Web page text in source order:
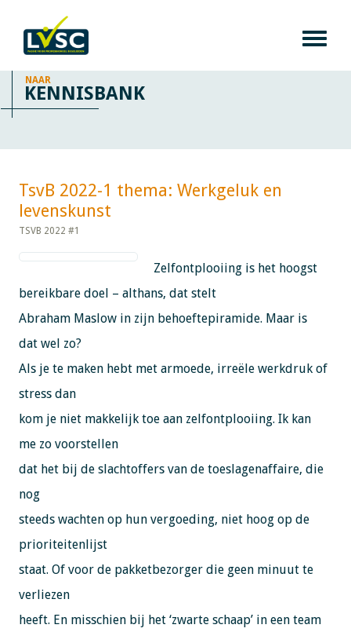
NAAR
KENNISBANK
TsvB 2022-1 thema: Werkgeluk en
levenskunst​​​​​​
TSVB 2022 #1
Zelfontplooiing is het hoogst
bereikbare doel – althans, dat stelt
Abraham Maslow in zijn behoeftepiramide. Maar is
dat wel zo?
Als je te maken hebt met armoede, irreële werkdruk of
stress dan
kom je niet makkelijk toe aan zelfontplooiing. Ik kan
me zo voorstellen
dat het bij de slachtoffers van de toeslagenaffaire, die
nog
steeds wachten op hun vergoeding, niet hoog op de
prioriteitenlijst
staat. Of voor de pakketbezorger die geen minuut te
verliezen
heeft. En misschien bij het ‘zwarte schaap’ in een team